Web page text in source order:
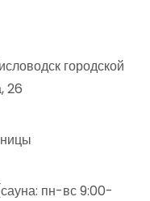
городской
26
пн-вс 9:00-